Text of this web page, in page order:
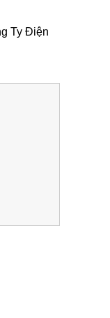
Ty Điện